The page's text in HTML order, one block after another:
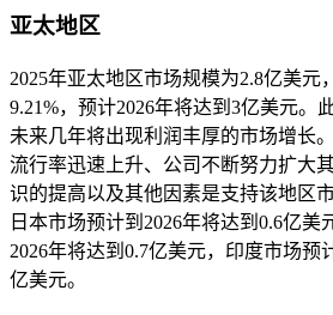
亚太地区
2025年亚太地区市场规模为2.8亿美元
9.21%，预计2026年将达到3亿美元。
未来几年将出现利润丰厚的市场增长
流行率迅速上升、公司不断努力扩大
识的提高以及其他因素是支持该地区
日本市场预计到2026年将达到0.6亿美
2026年将达到0.7亿美元，印度市场预
亿美元。